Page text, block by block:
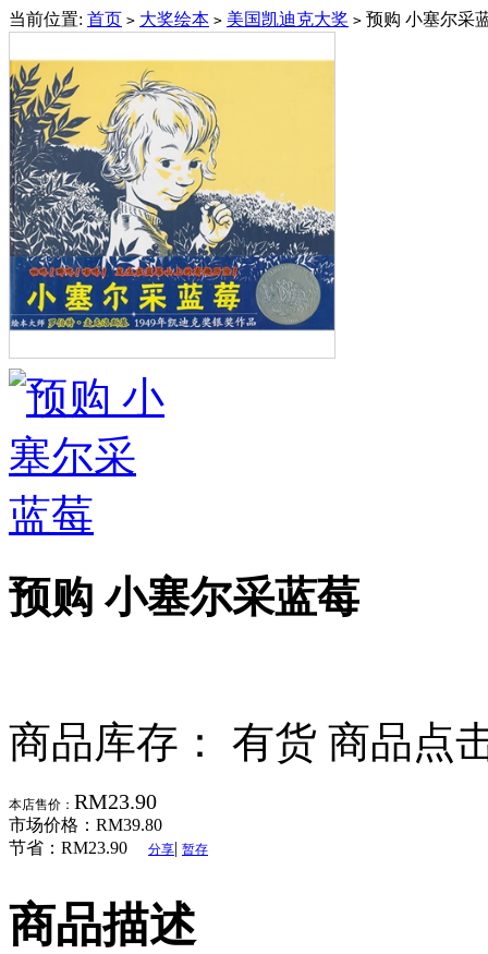
当前位置: 首页 > 大奖绘本 > 美国凯迪克大奖 > 预购 小塞尔采
预购 小塞尔采蓝莓
商品库存： 有货 商品点
本店售价： RM23.90
市场价格： RM39.80
节省： RM23.90 分享| 暂存
商品描述